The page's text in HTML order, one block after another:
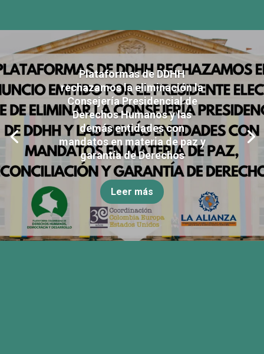
Plataformas de DDHH
rechazamos la eliminación la
Consejería Presidencial de
Derechos Humanos y las
demás entidades con
mandatos en materia de paz y
garantía de Derechos
Leer más